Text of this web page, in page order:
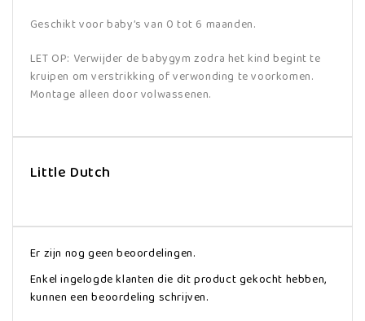
Geschikt voor baby’s van 0 tot 6 maanden.
LET OP: Verwijder de babygym zodra het kind begint te
kruipen om verstrikking of verwonding te voorkomen.
Montage alleen door volwassenen.
Little Dutch
Er zijn nog geen beoordelingen.
Enkel ingelogde klanten die dit product gekocht hebben,
kunnen een beoordeling schrijven.